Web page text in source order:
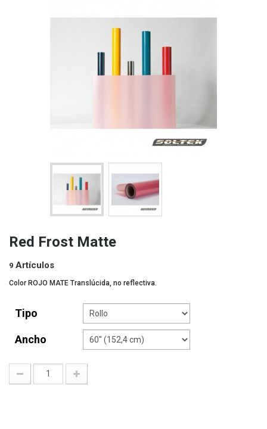
Red Frost Matte
9 Artículos
Color ROJO MATE Translúcida, no reflectiva.
Tipo
Ancho